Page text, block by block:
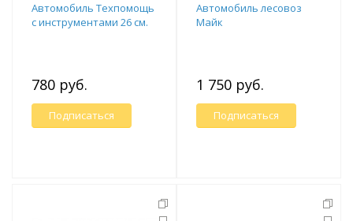
Автомобиль Техпомощь
с инструментами 26 см.
780 руб.
Подписаться
Автомобиль лесовоз
Майк
1 750 руб.
Подписаться